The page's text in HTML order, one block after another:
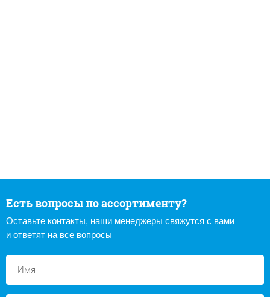
Есть вопросы по ассортименту?
Оставьте контакты, наши менеджеры свяжутся с вами
и ответят на все вопросы